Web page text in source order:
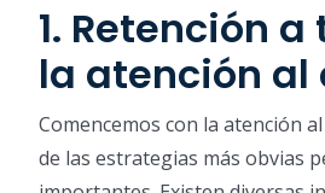
1. Retención
la atención al
Comencemos con la atención
de las estrategias más obvias